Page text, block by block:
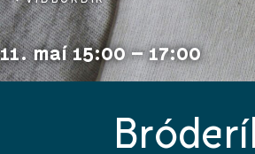
11. maí 15:00 – 17:00